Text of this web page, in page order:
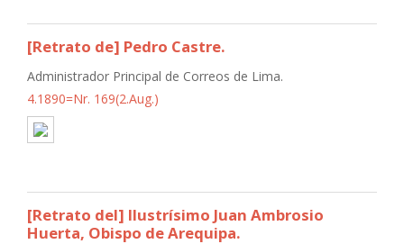
[Retrato de] Pedro Castre.
Administrador Principal de Correos de Lima.
4.1890=Nr. 169(2.Aug.)
[Retrato del] Ilustrísimo Juan Ambrosio
Huerta, Obispo de Arequipa.